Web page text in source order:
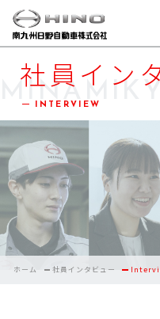
社員イン
INTERVIEW
ホーム 社員インタビュー